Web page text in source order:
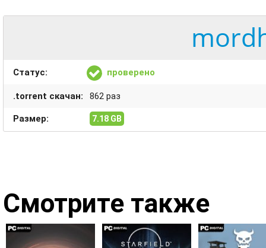
Статус: проверено
.torrent скачан: 862 раз
Размер: 7.18 GB
Смотрите также